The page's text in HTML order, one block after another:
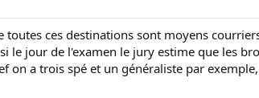
toutes ces destinations sont moyens
le jour de l'examen le jury estime que les
on a trois spé et un généraliste par